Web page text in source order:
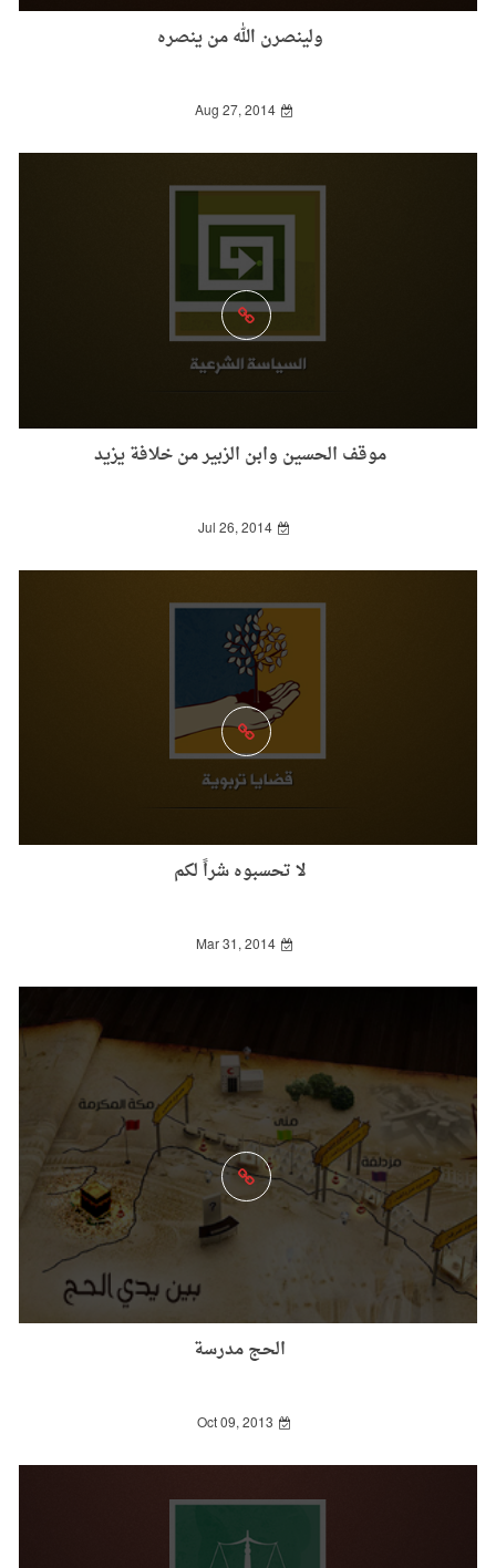
ولينصرن الله من ينصره
Aug 27, 2014
موقف الحسين وابن الزبير من خلافة يزيد
Jul 26, 2014
لا تحسبوه شراً لكم
Mar 31, 2014
الحج مدرسة
Oct 09, 2013